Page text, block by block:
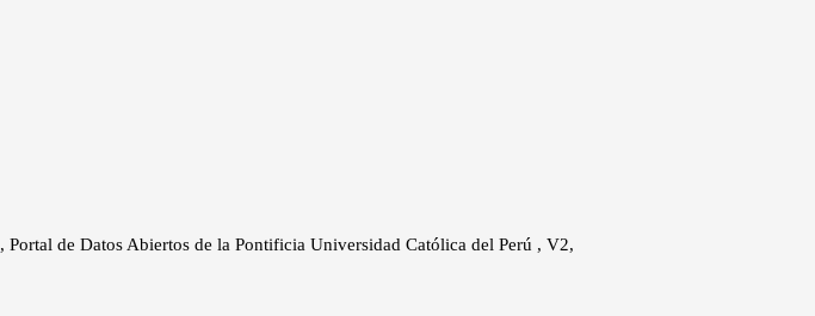
, Portal de Datos Abiertos de la Pontificia Universidad Católica del Perú , V2,